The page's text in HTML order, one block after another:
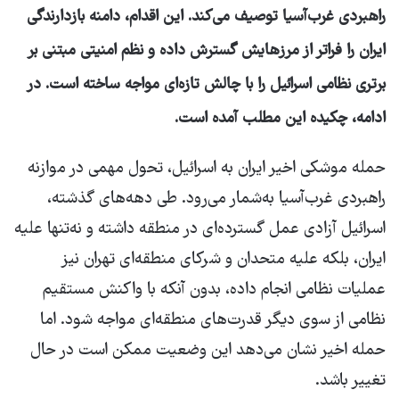
راهبردی غرب‌آسیا توصیف می‌کند. این اقدام، دامنه بازدارندگی
ایران را فراتر از مرزهایش گسترش داده و نظم امنیتی مبتنی بر
برتری نظامی اسرائیل را با چالش تازه‌ای مواجه ساخته است. در
ادامه، چکیده این مطلب آمده است.
حمله موشکی اخیر ایران به اسرائیل، تحول مهمی در موازنه
راهبردی غرب‌آسیا به‌شمار می‌رود. طی دهه‌های گذشته،
اسرائیل آزادی عمل گسترده‌ای در منطقه داشته و نه‌تنها علیه
ایران، بلکه علیه متحدان و شرکای منطقه‌ای تهران نیز
عملیات نظامی انجام داده، بدون آنکه با واکنش مستقیم
نظامی از سوی دیگر قدرت‌های منطقه‌ای مواجه شود. اما
حمله اخیر نشان می‌دهد این وضعیت ممکن است در حال
تغییر باشد.